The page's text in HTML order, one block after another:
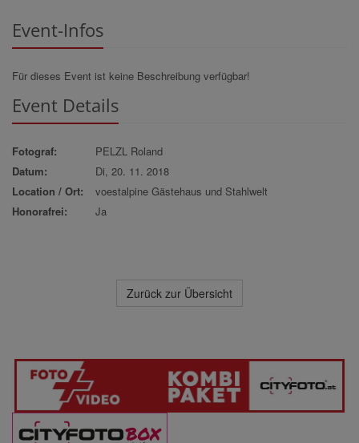
Event-Infos
Für dieses Event ist keine Beschreibung verfügbar!
Event Details
Fotograf:
PELZL Roland
Datum:
Di, 20. 11. 2018
Location / Ort:
voestalpine Gästehaus und Stahlwelt
Honorafrei:
Ja
Zurück zur Übersicht